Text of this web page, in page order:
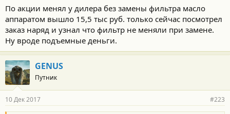
с
т
и
По акции менял у дилера без замены фильтра масло
аппаратом вышло 15,5 тыс руб. только сейчас посмотрел
заказ наряд и узнал что фильтр не меняли при замене.
Ну вроде подъемные деньги.
GENUS
Путник
10 Дек 2017 #223